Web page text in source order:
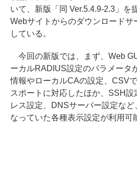
いて、新版「同 Ver.5.4.9-2.3」を
Webサイトからのダウンロードサ
している。
今回の新版では、まず、Web
ーカルRADIUS設定のパラメータ
情報やローカルCAの設定、CSV
スポートに対応したほか、SSH設
レス設定、DNSサーバー設定など
なっていた各種表示設定が利用可